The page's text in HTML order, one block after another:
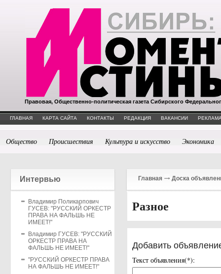
Правовая, Общественно-политическая газета Сибирского
ГЛАВНАЯ КАРТА САЙТА КОНТАКТЫ РЕДАКЦИЯ ВАКАНСИИ
Общество Происшествия Культура и искусство Экономика
Интервью
Владимир Поликарпович
ГУСЕВ: "РУССКИЙ ОРКЕСТР
ПРАВА НА ФАЛЬШЬ НЕ
ИМЕЕТ!"
Владимир ГУСЕВ: "РУССКИЙ
ОРКЕСТР ПРАВА НА
ФАЛЬШЬ НЕ ИМЕЕТ!"
"РУССКИЙ ОРКЕСТР ПРАВА
НА ФАЛЬШЬ НЕ ИМЕЕТ!"
Главная Доска
Разное
Добавить
Текст объявления(*):